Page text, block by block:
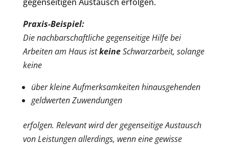
Praxis-Beispiel:
Die nachbarschaftliche gegenseitige Hilfe bei
Arbeiten am Haus istkeineSchwarzarbeit, solange
keine
über kleine Aufmerksamkeiten hinausgehenden
geldwerten Zuwendungen
erfolgen. Relevant wird der gegenseitige Austausch
von Leistungen allerdings, wenn eine gewisse